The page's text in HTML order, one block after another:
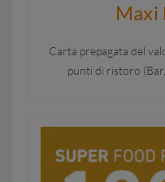
Maxi
Carta prepagata del
punti di ristoro